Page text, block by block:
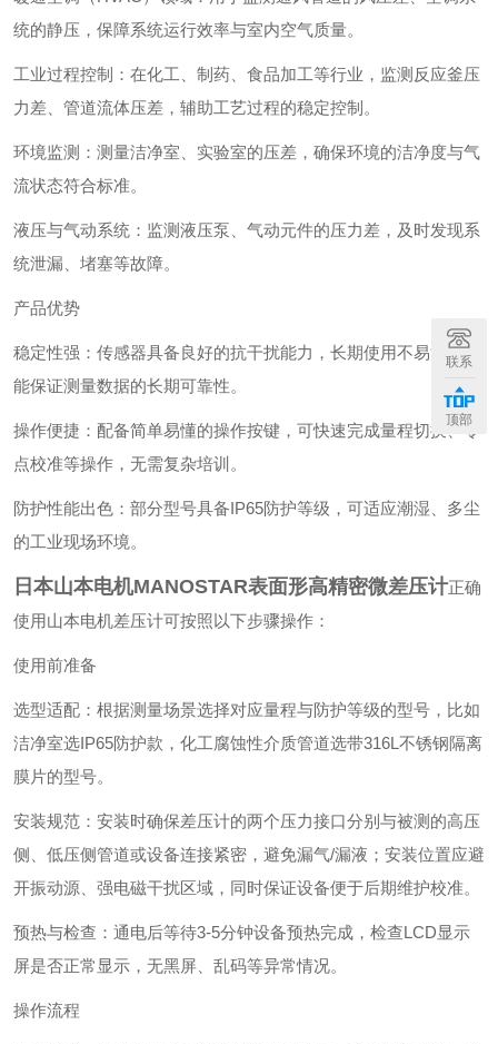
统的静压，保障系统运行效率与室内空气质量。
‌工业过程控制‌：在化工、制药、食品加工等行业，监测反应釜压
力差、管道流体压差，辅助工艺过程的稳定控制。
‌环境监测‌：测量洁净室、实验室的压差，确保环境的洁净度与气
流状态符合标准。
‌液压与气动系统‌：监测液压泵、气动元件的压力差，及时发现系
统泄漏、堵塞等故障。
产品优势
‌稳定性强‌：传感器具备良好的抗干扰能力，长期使用不易漂移，
能保证测量数据的长期可靠性。
‌操作便捷‌：配备简单易懂的操作按键，可快速完成量程切换、零
点校准等操作，无需复杂培训。
‌防护性能出色‌：部分型号具备IP65防护等级，可适应潮湿、多尘
的工业现场环境。
日本山本电机MANOSTAR表面形高精密微差压计正确
使用山本电机差压计可按照以下步骤操作：
使用前准备
‌选型适配‌：根据测量场景选择对应量程与防护等级的型号，比如
洁净室选IP65防护款，化工腐蚀性介质管道选带316L不锈钢隔离
膜片的型号。
‌安装规范‌：安装时确保差压计的两个压力接口分别与被测的高压
侧、低压侧管道或设备连接紧密，避免漏气/漏液；安装位置应避
开振动源、强电磁干扰区域，同时保证设备便于后期维护校准。
‌预热与检查‌：通电后等待3-5分钟设备预热完成，检查LCD显示
屏是否正常显示，无黑屏、乱码等异常情况。
操作流程
联系
顶部